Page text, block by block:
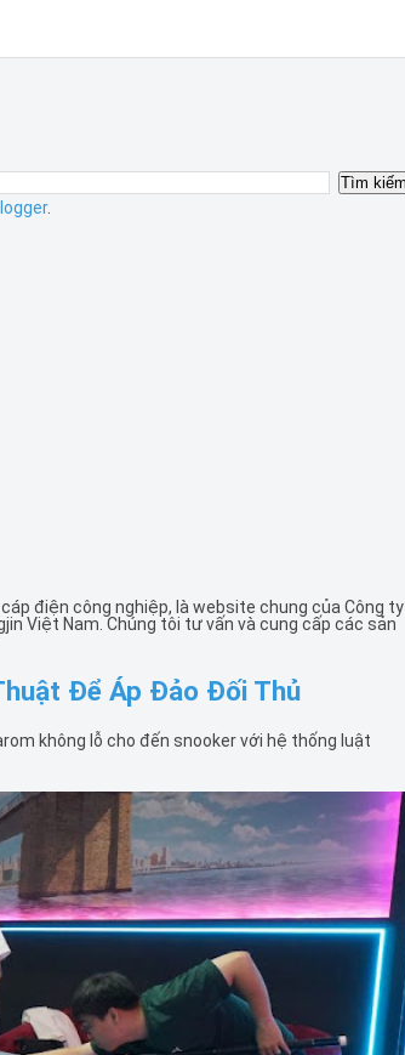
.
điện công nghiệp, là website chung của Công ty
Việt Nam. Chúng tôi tư vấn và cung cấp các sản
Để Áp Đảo Đối Thủ
không lỗ cho đến snooker với hệ thống luật